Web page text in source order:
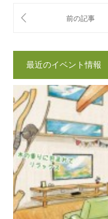
最近のイベント情報